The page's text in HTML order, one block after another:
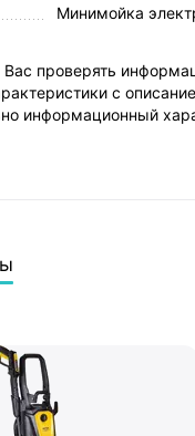
Минимойка
проверять
с
информационный